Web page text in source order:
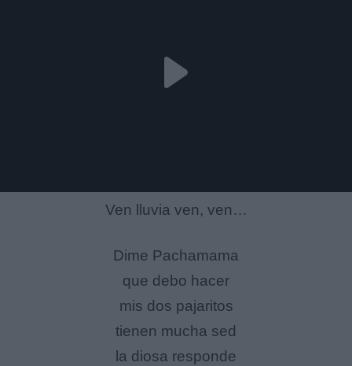
Ven lluvia ven, ven…
Dime Pachamama
que debo hacer
mis dos pajaritos
tienen mucha sed
la diosa responde